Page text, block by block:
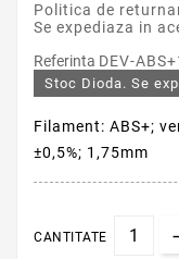
Politica de
Se expediaza in
Referinta DEV-
Stoc Dioda. Se
Filament: ABS+;
±0,5%; 1,75mm
CANTITATE